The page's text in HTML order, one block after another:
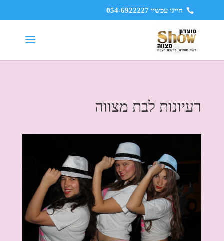
חייגו עכשיו 054-6922227
רעיונות לבת מצווה